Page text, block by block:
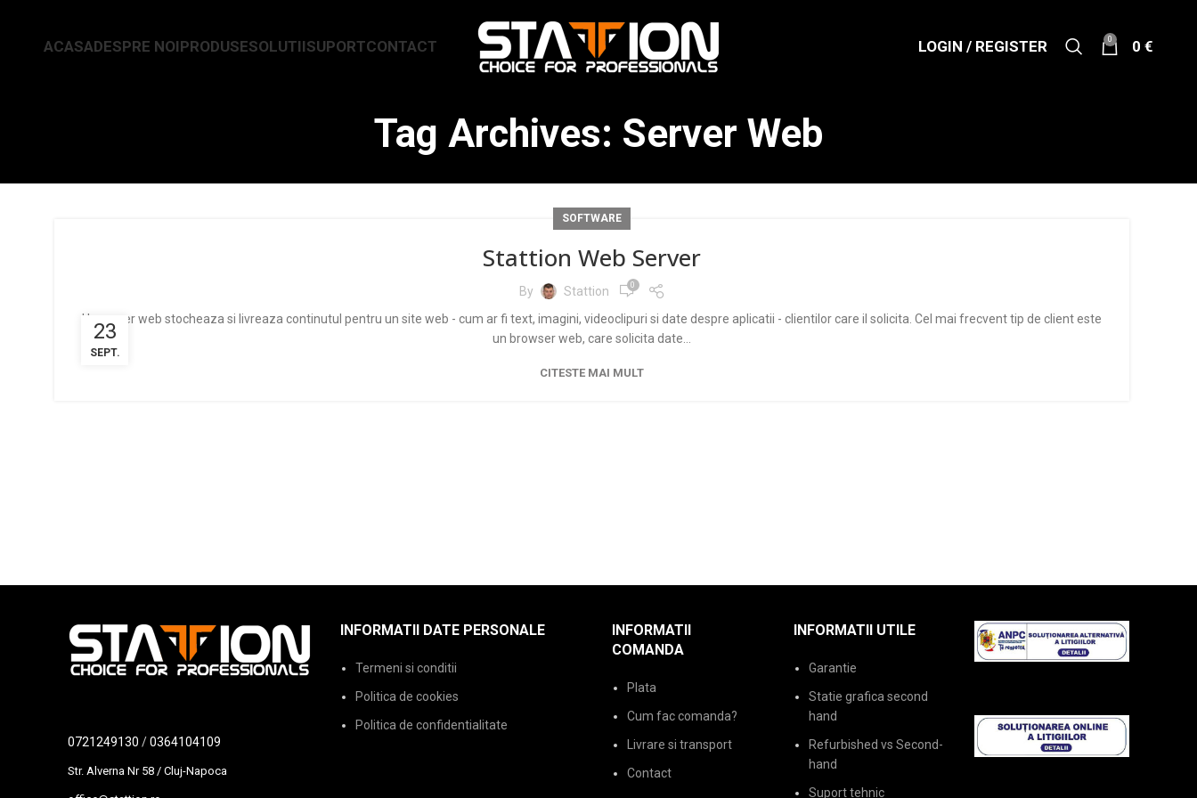
ACASADESPRE NOIPRODUSESOLUTIISUPORTCONTACT LOGIN / REGISTER 0 0€
Tag Archives: Server Web
23
SEPT.
SOFTWARE
Stattion Web Server
By Stattion 0
Un server web stocheaza si livreaza continutul pentru un site web - cum ar fi text, imagini, videoclipuri si date despre aplicatii - clientilor care il solicita. Cel mai frecvent tip de client este
un browser web, care solicita date...
CITESTE MAI MULT
0721249130 /0364104109
Str. Alverna Nr 58 / Cluj-Napoca
INFORMATII DATE PERSONALE
Termeni si conditii
Politica de cookies
Politica de confidentialitate
INFORMATII
COMANDA
Plata
Cum fac comanda?
Livrare si transport
Contact
INFORMATII UTILE
Garantie
Statie grafica second
hand
Refurbished vs Second-
hand
Suport tehnic